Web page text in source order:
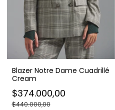
Blazer Notre Dame Cuadrillé
Cream
$374.000,00
$440.000,00